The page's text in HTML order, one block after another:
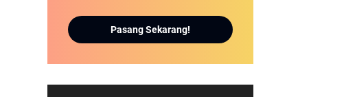
Pasang Sekarang!